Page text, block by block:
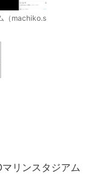
（machiko.s
リンスタジアム